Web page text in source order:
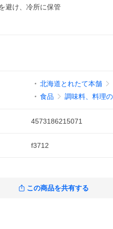
避け、冷所に保管
北海道とれたて本舗
食品
調味料、料理
4573186215071
f3712
この商品を共有する